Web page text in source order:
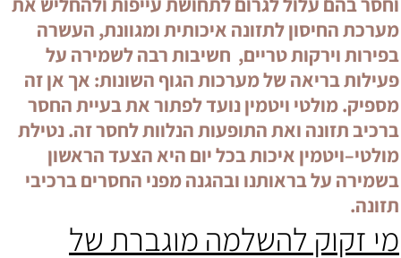
מערכת החיסון לתזונה איכותית ומגוונת, העשרה
בפירות וירקות טריים, חשיבות רבה לשמירה על
פעילות בריאה של מערכות הגוף השונות: אך אן זה
מספיק. מולטי ויטמין נועד לפתור את בעיית החסר
ברכיב תזונה ואת התופעות הנלוות לחסר זה. נטילת
מולטי–ויטמין איכות בכל יום היא הצעד הראשון
בשמירה על בראותנו ובהגנה מפני החסרים ברכיבי
תזונה.
מי זקוק להשלמה מוגברת של